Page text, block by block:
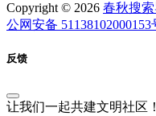
Copyright © 2026 春秋搜
公网安备 51138102000153
反馈
让我们一起共建文明社区